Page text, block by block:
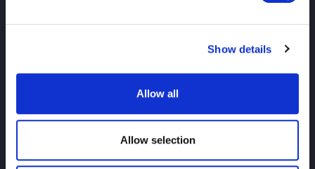
Show details
Allow all
Allow selection
スケジュール 大会結果